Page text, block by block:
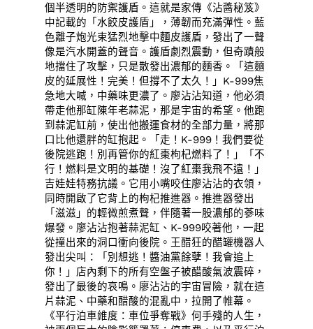
個半透明的防禦護盾。這就是家傳《沾醬秘笈》
中記載的「水餃皮護盾」，薄韌而充滿彈性。藍
色離子炮光束猛烈地擊中麵皮護盾，發出了一聲
像是汽水開蓋的聲音。護盾劇烈震動，但奇蹟般
地擋住了攻擊，只是散發出濃郁的麵香。「這麵
皮的延展性！完美！但撐不了太久！」K-999焦
急地大喊，中藥味更濃了。廖沾沾知道，他必須
帶走他那缸陳年老蒜泥，那是宇宙的希望。他跑
到蒜泥缸前，使出他搬運食材的全部力量，將那
口比他還胖的缸抱起。「走！K-999！我們要從
後院逃跑！別再管你的紅棗枸杞燃料了！」「不
行！燃料是文明的基礎！沒了紅棗我飛不遠！」
吉娃娃特務抗議。它用小嘴咬住廖沾沾的衣領，
同時開啟了它背上的枸杞推進器。推進器發出
「滋滋」的輕微煎煮聲，伴隨著一股濃郁的蔘味
爆發。廖沾沾抱著蒜泥缸、K-999咬著他，一起
從撞出來的洞口衝向後院。王醋狂的醋罐機器人
發出尖叫：「別想逃！醬油黨餘孽！我會追上
你！」店內剩下的所有空盤子被醋酸氣波震碎，
發出了最後的哀鳴。廖沾沾的宇宙冒險，就在這
片蒜泥、中藥和醋酸的混亂中，拉開了帷幕。
《平行泊車維度：車位爭奪戰》何手殘的人生，